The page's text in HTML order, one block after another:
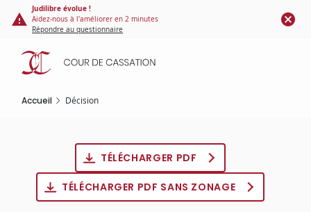
Panneau de gestion des cookies
contenu
principal
Judilibre évolue !
Aidez-nous à l'améliorer en 2 minutes
Répondre au questionnaire
Accueil Décision
TÉLÉCHARGER PDF
TÉLÉCHARGER PDF SANS ZONAGE